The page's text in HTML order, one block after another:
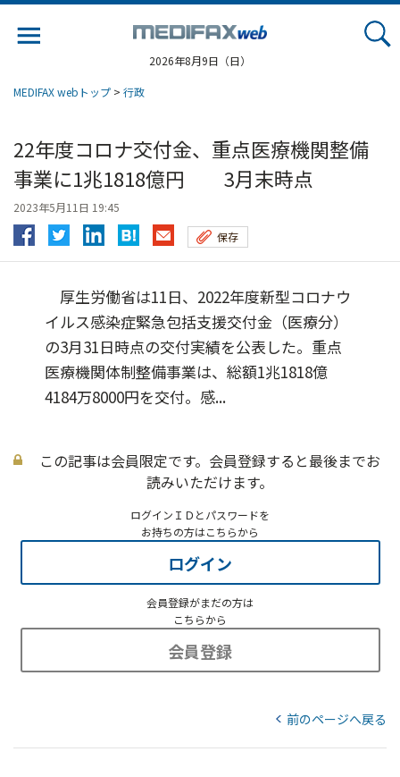
2026年8月9日（日）
MEDIFAX webトップ > 行政
22年度コロナ交付金、重点医療機関整備
事業に1兆1818億円 3月末時点
2023年5月11日 19:45
保存
厚生労働省は11日、2022年度新型コロナウ
イルス感染症緊急包括支援交付金（医療分）
の3月31日時点の交付実績を公表した。重点
医療機関体制整備事業は、総額1兆1818億
4184万8000円を交付。感...
この記事は会員限定です。会員登録すると最後までお
読みいただけます。
ログインＩＤとパスワードを
お持ちの方はこちらから
ログイン
会員登録がまだの方は
こちらから
会員登録
前のページへ戻る